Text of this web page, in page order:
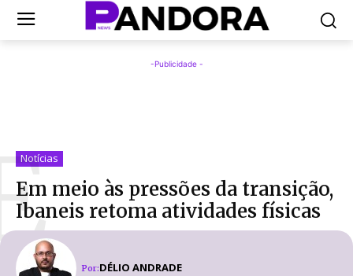
-Publicidade -
Notícias
Em meio às pressões da transição,
Ibaneis retoma atividades físicas
Por:DÉLIO ANDRADE